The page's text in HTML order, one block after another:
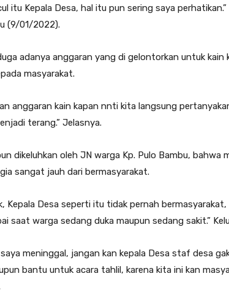
itu Kepala Desa, hal itu pun sering saya
(9/01/2022).
adanya anggaran yang di gelontorkan untuk
masyarakat.
anggaran kain kapan nnti kita langsung
terang.” Jelasnya.
dikeluhkan oleh JN warga Kp. Pulo Bambu, bahwa
sangat jauh dari bermasyarakat.
Kepala Desa seperti itu tidak pernah
saat warga sedang duka maupun sedang sakit.”
saya meninggal, jangan kan kepala Desa staf desa
bantu untuk acara tahlil, karena kita ini kan